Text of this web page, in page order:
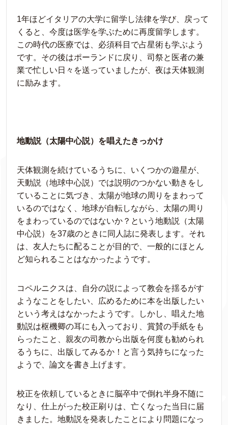
1年ほどイタリアの大学に留学し法律を学び、戻って
くると、今度は医学を学ぶために再度留学します。
この時代の医療では、必須科目で占星術も学ぶよう
です。その後はポーランドに戻り、司祭と医者の兼
業で忙しい日々を送っていましたが、夜は天体観測
に励みます。
地動説（太陽中心説）を唱えたきっかけ
天体観測を続けているうちに、いくつかの遊星が、
天動説（地球中心説）では説明のつかない動きをし
ていることに気づき、太陽が地球の周りをまわって
いるのではなく、地球が自転しながら、太陽の周り
をまわっているのではないか？という地動説（太陽
中心説）を37歳のときに同人誌に発表します。それ
は、友人たちに配ることが目的で、一般的にほとん
ど知られることはなかったようです。
コペルニクスは、自分の説によって教会を揺るがす
ようなことをしたい、広めるために本を出版したい
という考えはなかったようです。しかし、唱えた地
動説は枢機卿の耳にも入っており、賞賛の手紙をも
らったこと、親友の司教から出版を何度も勧められ
るうちに、出版してみるか！と言う気持ちになった
ようで、論文を書き上げます。
校正を依頼しているときに脳卒中で倒れ半身不随に
なり、仕上がった校正刷りは、亡くなった当日に届
きました。地動説を発表したことにより問題になっ